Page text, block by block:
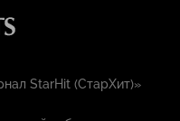
StarHit (СтарХит)»